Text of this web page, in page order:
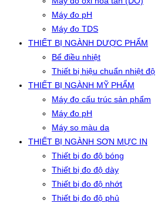
Máy đo pH
Máy đo TDS
THIẾT BỊ NGÀNH DƯỢC PHẨM
Bể điều nhiệt
Thiết bị hiệu chuẩn nhiệt độ
THIẾT BỊ NGÀNH MỸ PHẨM
Máy đo cấu trúc sản phẩm
Máy đo pH
Máy so màu da
THIẾT BỊ NGÀNH SƠN MỰC IN
Thiết bị đo độ bóng
Thiết bị đo độ dày
Thiết bị đo độ nhớt
Thiết bị đo độ phủ